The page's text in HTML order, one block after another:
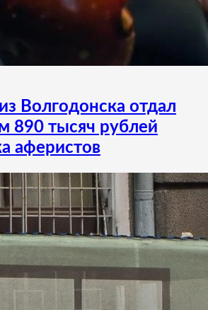
Волгодонска отдал
890 тысяч рублей
аферистов